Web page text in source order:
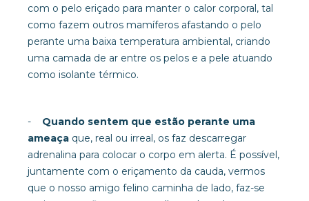
com o pelo eriçado para manter o calor corporal, tal
como fazem outros mamíferos afastando o pelo
perante uma baixa temperatura ambiental, criando
uma camada de ar entre os pelos e a pele atuando
como isolante térmico.
- Quando sentem que estão perante uma
ameaça que, real ou irreal, os faz descarregar
adrenalina para colocar o corpo em alerta. É possível,
juntamente com o eriçamento da cauda, vermos
que o nosso amigo felino caminha de lado, faz-se